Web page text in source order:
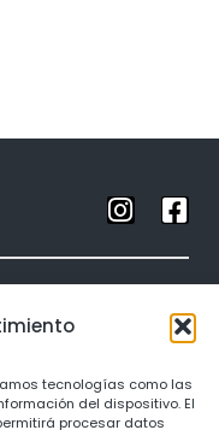
tecnologías como las
del dispositivo. El
procesar datos